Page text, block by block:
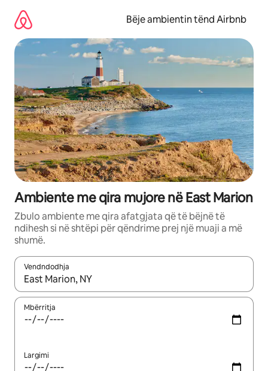
përmbajtja
Bëje ambientin tënd Airbnb
Ambiente me qira mujore në East Marion
Zbulo ambiente me qira afatgjata që të bëjnë të
ndihesh si në shtëpi për qëndrime prej një muaji a më
shumë.
Vendndodhja
Kur rezultatet të jenë të disponueshme, lëviz me butonat e
Mbërritja
Largimi